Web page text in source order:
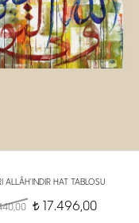
ALLÂH'INDIR HAT TABLOSU
t17.496,00